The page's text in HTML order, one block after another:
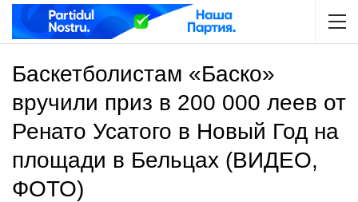
Баскетболистам «Баско»
вручили приз в 200 000 леев от
Ренато Усатого в Новый Год на
площади в Бельцах (ВИДЕО,
ФОТО)